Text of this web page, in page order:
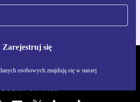
Zarejestruj się
osobowych znajdują się w naszej
NAS